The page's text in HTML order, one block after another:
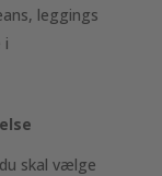
leggings
i
skal vælge